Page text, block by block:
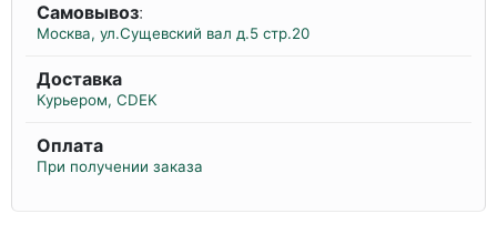
Самовывоз:
Москва, ул.Сущевский вал д.5 стр.20
Доставка
Курьером, CDEK
Оплата
При получении заказа